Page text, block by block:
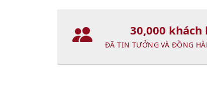
30,000 khách
ĐÃ TIN TƯỞNG VÀ ĐỒNG